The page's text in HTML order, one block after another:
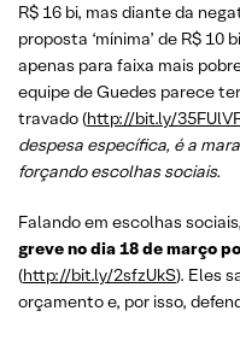
R$ 16 bi, mas diante da
proposta ‘mínima’ de R$
apenas para faixa mais
equipe de Guedes parece
travado (http://bit.ly/
despesa específica, é a
forçando escolhas sociais.
Falando em escolhas sociais,
greve no dia 18 de março
(http://bit.ly/2sfzUkS). Eles
orçamento e, por isso,